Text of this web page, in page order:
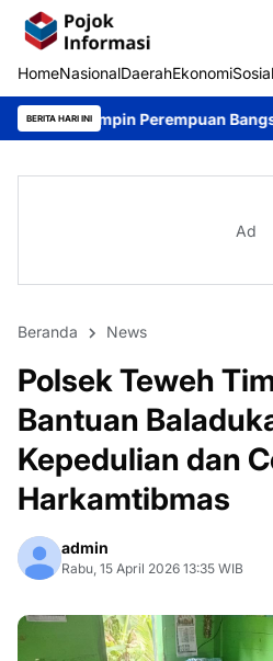
HomeNasionalDaerahEkonomi
BERITA HARI INIBangsa Kalteng Periode
Ad
Beranda News
Polsek Teweh
Bantuan
Kepedulian dan
Harkamtibmas
admin
Rabu, 15 April 2026 13:35 WIB